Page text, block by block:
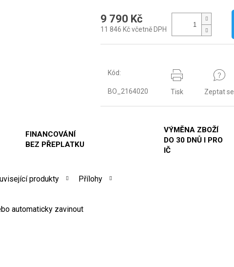
9 790 Kč
11 846 Kč včetně DPH
Kód:
BO_2164020 Tisk Zeptat se
FINANCOVÁNÍ
BEZ PŘEPLATKU
VÝMĚNA ZBOŽÍ
DO 30 DNŮ I PRO
IČ
produkty Přílohy
automaticky zavinout